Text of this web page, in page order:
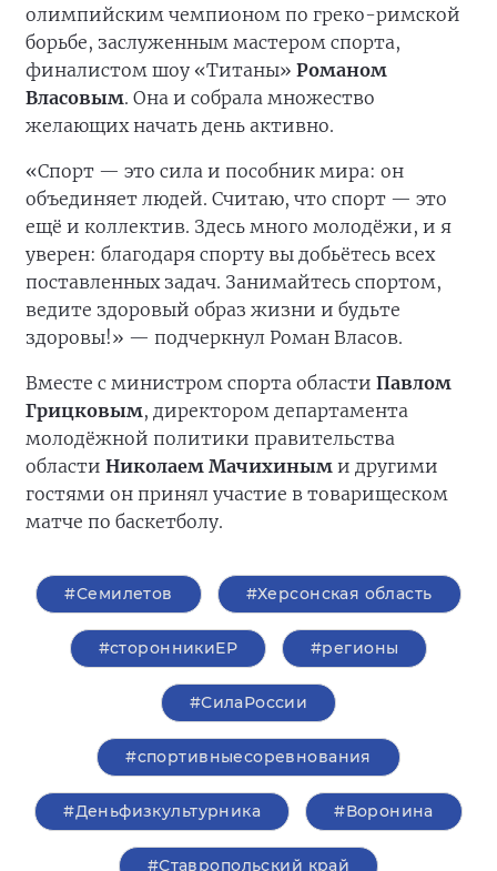
олимпийским чемпионом по греко-римской
борьбе, заслуженным мастером спорта,
финалистом шоу «Титаны» Романом
Власовым. Она и собрала множество
желающих начать день активно.
«Спорт — это сила и пособник мира: он
объединяет людей. Считаю, что спорт — это
ещё и коллектив. Здесь много молодёжи, и я
уверен: благодаря спорту вы добьётесь всех
поставленных задач. Занимайтесь спортом,
ведите здоровый образ жизни и будьте
здоровы!» — подчеркнул Роман Власов.
Вместе с министром спорта области Павлом
Грицковым, директором департамента
молодёжной политики правительства
области Николаем Мачихиным и другими
гостями он принял участие в товарищеском
матче по баскетболу.
#Семилетов #Херсонская область
#сторонникиЕР #регионы
#СилаРоссии
#спортивныесоревнования
#Деньфизкультурника #Воронина
#Ставропольский край